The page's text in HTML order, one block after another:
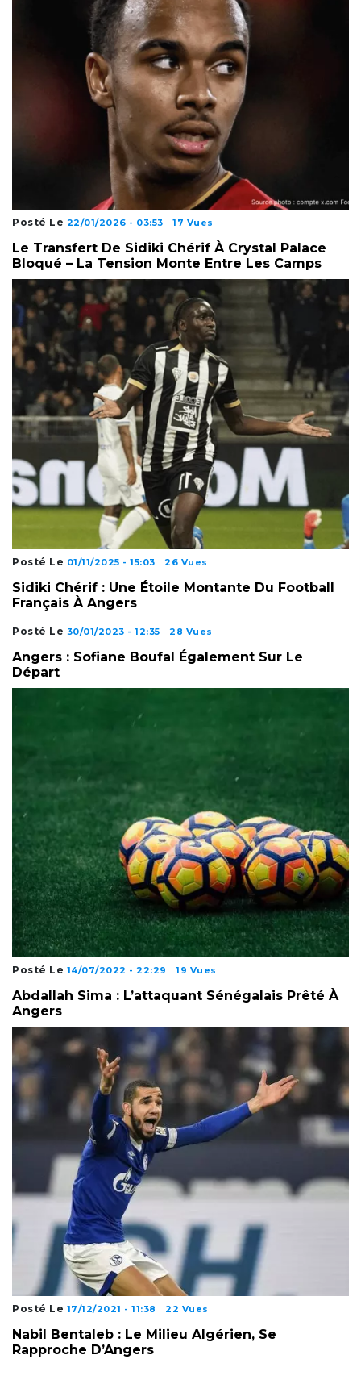
Posté Le 22/01/2026 - 03:53 17 Vues
Le Transfert De Sidiki Chérif À Crystal Palace
Bloqué – La Tension Monte Entre Les Camps
Posté Le 01/11/2025 - 15:03 26 Vues
Sidiki Chérif : Une Étoile Montante Du Football
Français À Angers
Posté Le 30/01/2023 - 12:35 28 Vues
Angers : Sofiane Boufal Également Sur Le
Départ
Posté Le 14/07/2022 - 22:29 19 Vues
Abdallah Sima : L’attaquant Sénégalais Prêté À
Angers
Posté Le 17/12/2021 - 11:38 22 Vues
Nabil Bentaleb : Le Milieu Algérien, Se
Rapproche D’Angers